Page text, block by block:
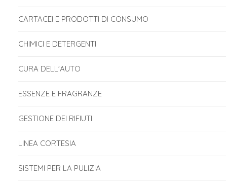
CARTACEI E PRODOTTI DI CONSUMO
CHIMICI E DETERGENTI
CURA DELL'AUTO
ESSENZE E FRAGRANZE
GESTIONE DEI RIFIUTI
LINEA CORTESIA
SISTEMI PER LA PULIZIA